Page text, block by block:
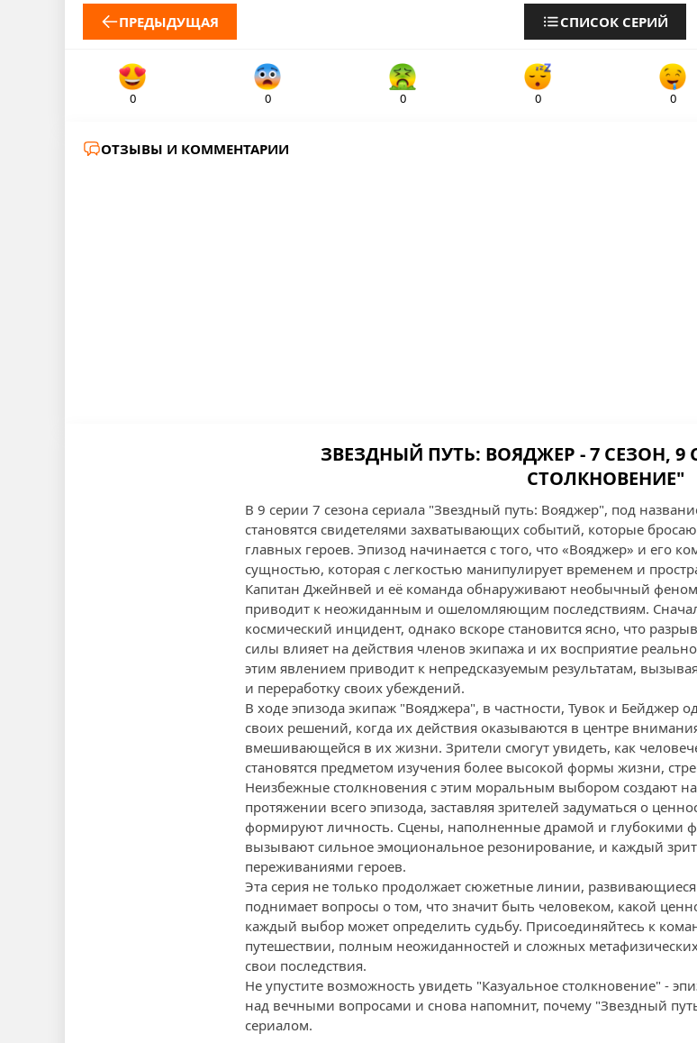
ПРЕДЫДУЩАЯ СПИСОК СЕРИЙ
0 0 0 0 0
ОТЗЫВЫ И КОММЕНТАРИИ
ЗВЕЗДНЫЙ ПУТЬ: ВОЯДЖЕР - 7 СЕЗОН, 9
СТОЛКНОВЕНИЕ"
В 9 серии 7 сезона сериала "Звездный путь: Вояджер", под
становятся свидетелями захватывающих событий, которые
главных героев. Эпизод начинается с того, что «Вояджер» и его
сущностью, которая с легкостью манипулирует временем и
Капитан Джейнвей и её команда обнаруживают необычный
приводит к неожиданным и ошеломляющим последствиям.
космический инцидент, однако вскоре становится ясно, что
силы влияет на действия членов экипажа и их восприятие
этим явлением приводит к непредсказуемым результатам,
и переработку своих убеждений.
В ходе эпизода экипаж "Вояджера", в частности, Тувок и Бейджер
своих решений, когда их действия оказываются в центре
вмешивающейся в их жизни. Зрители смогут увидеть, как
становятся предметом изучения более высокой формы жизни,
Неизбежные столкновения с этим моральным выбором создают
протяжении всего эпизода, заставляя зрителей задуматься о
формируют личность. Сцены, наполненные драмой и глубокими
вызывают сильное эмоциональное резонирование, и каждый
переживаниями героев.
Эта серия не только продолжает сюжетные линии,
поднимает вопросы о том, что значит быть человеком, какой
каждый выбор может определить судьбу. Присоединяйтесь к
путешествии, полным неожиданностей и сложных
свои последствия.
Не упустите возможность увидеть "Казуальное столкновение" -
над вечными вопросами и снова напомнит, почему "Звездный
сериалом.